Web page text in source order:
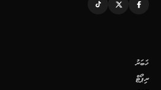
ޚަބަރު
ރިޕޯޓް